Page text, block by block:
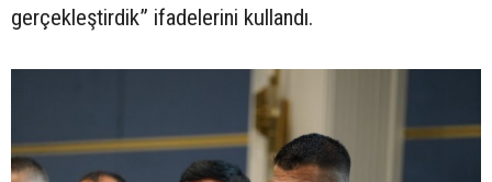
gerçekleştirdik” ifadelerini kullandı.